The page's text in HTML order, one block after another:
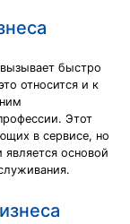
быстро
относится и к
Этот
в сервисе, но
основой